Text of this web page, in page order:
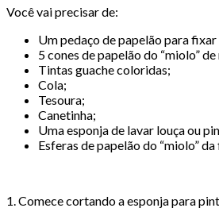
Você vai precisar de:
Um pedaço de papelão para
5 cones de papelão do “miolo”
Tintas guache coloridas;
Cola;
Tesoura;
Canetinha;
Uma esponja de lavar louça ou
Esferas de papelão do “miolo”
1. Comece cortando a esponja para